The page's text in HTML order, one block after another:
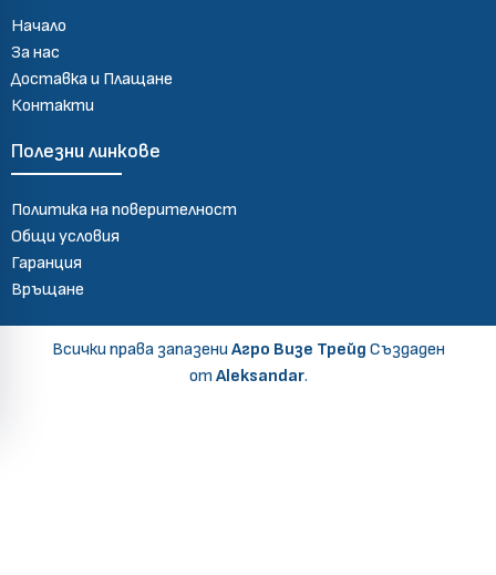
Начало
За нас
Доставка и Плащане
Контакти
Полезни линкове
Политика на поверителност
Общи условия
Гаранция
Връщане
Всички права запазениАгро Визе Трейд Създаден
от Aleksandar.